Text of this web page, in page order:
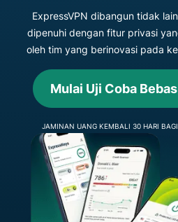
ExpressVPN dibangun tidak
dipenuhi dengan fitur privasi
oleh tim yang berinovasi pada
Mulai Uji Coba
JAMINAN UANG KEMBALI 30 HARI